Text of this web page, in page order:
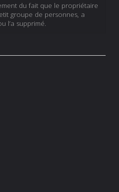
du fait que le propriétaire
groupe de personnes, a
l’a supprimé.